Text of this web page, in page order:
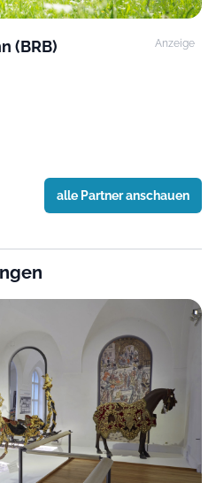
(BRB) Anzeige
alle Partner anschauen